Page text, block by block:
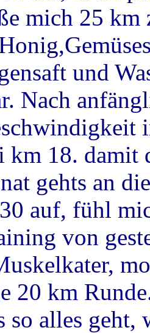
mich 25
und
Nach
km 18.
gehts an
auf, fühl
von
20 km
so alles